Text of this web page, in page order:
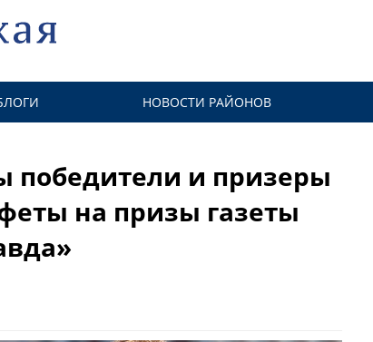
НОВОСТИ РАЙОНОВ
победители и призеры
на призы газеты